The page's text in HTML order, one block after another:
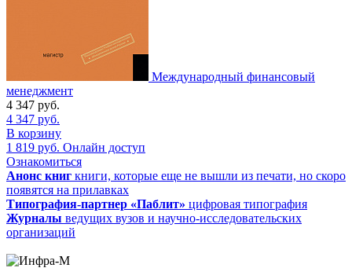
Международный финансовый
менеджмент
4 347 руб.
4 347 руб.
В корзину
1 819 руб. Онлайн доступ
Ознакомиться
Анонс книг книги, которые еще не вышли из печати, но скоро
появятся на прилавках
Типография-партнер «Паблит» цифровая типография
Журналы ведущих вузов и научно-исследовательских
организаций